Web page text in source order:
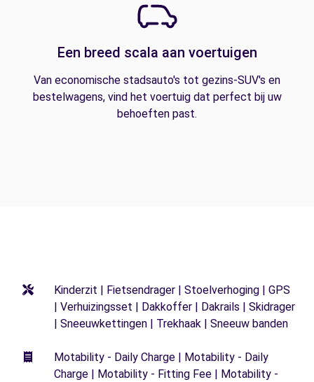
Een breed scala aan voertuigen
Van economische stadsauto's tot gezins-SUV's en
bestelwagens, vind het voertuig dat perfect bij uw
behoeften past.
Kinderzit | Fietsendrager | Stoelverhoging | GPS
| Verhuizingsset | Dakkoffer | Dakrails | Skidrager
| Sneeuwkettingen | Trekhaak | Sneeuw banden
Motability - Daily Charge | Motability - Daily
Charge | Motability - Fitting Fee | Motability -